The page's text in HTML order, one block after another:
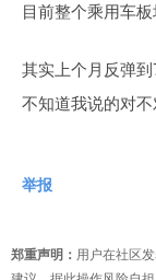
目前整个乘用车
其实上个月反弹
不知道我说的对不
举报
郑重声明： 用户在社区